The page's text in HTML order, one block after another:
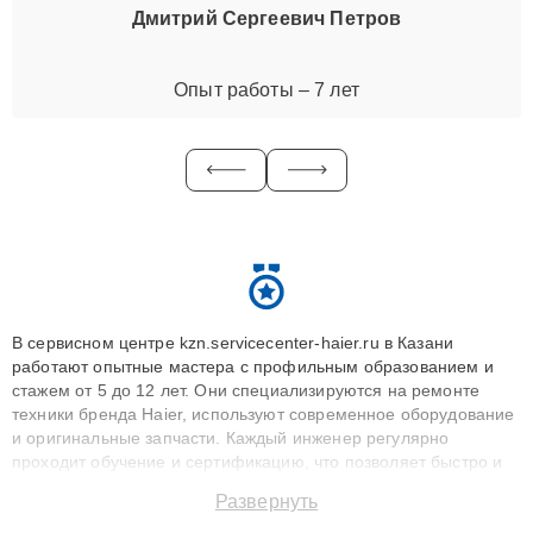
Дмитрий Сергеевич Петров
Опыт работы – 7 лет
В сервисном центре kzn.servicecenter-haier.ru в Казани
работают опытные мастера с профильным образованием и
стажем от 5 до 12 лет. Они специализируются на ремонте
техники бренда Haier, используют современное оборудование
и оригинальные запчасти. Каждый инженер регулярно
проходит обучение и сертификацию, что позволяет быстро и
сохранением гарантии до 3 лет. Наши мастера решают
Развернуть